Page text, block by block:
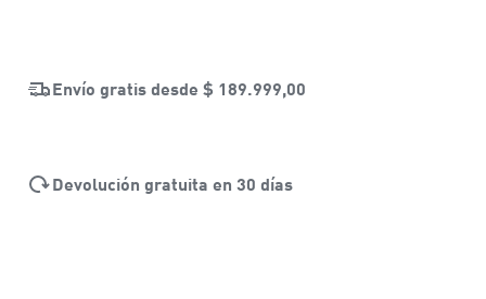
Envío gratis desde $ 189.999,00
Devolución gratuita en 30 días